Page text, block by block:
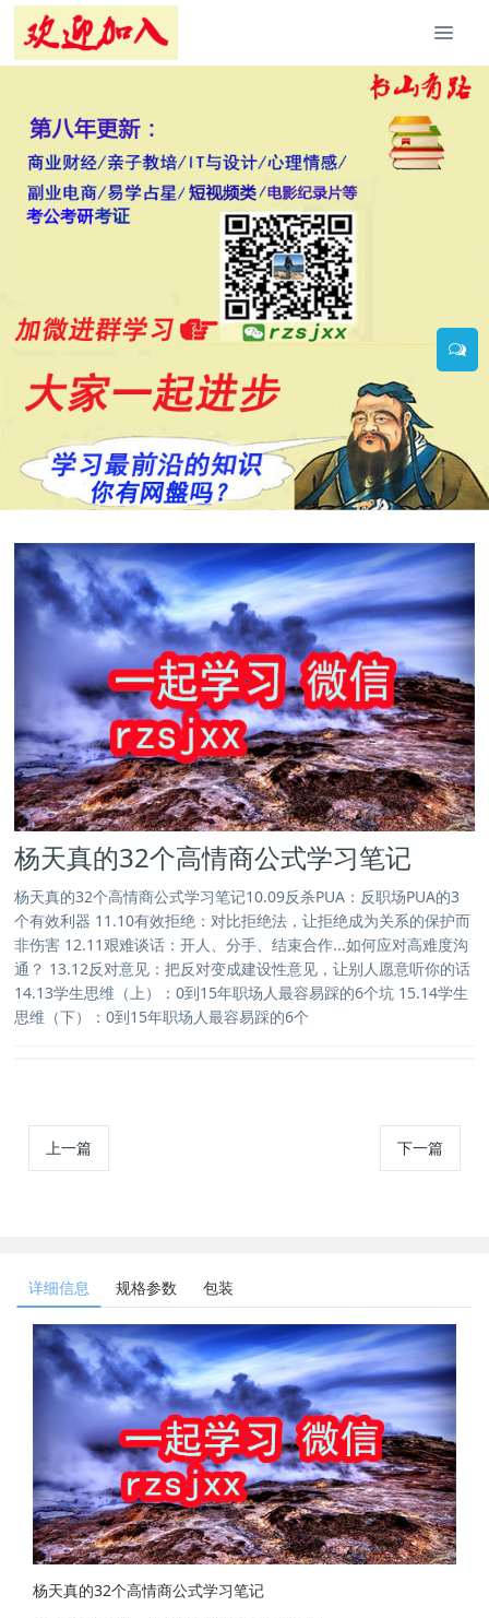
杨天真的32个高情商公式学习笔记
杨天真的32个高情商公式学习笔记10.09反杀PUA：反职场PUA的3
个有效利器 11.10有效拒绝：对比拒绝法，让拒绝成为关系的保护而
非伤害 12.11艰难谈话：开人、分手、结束合作...如何应对高难度沟
通？ 13.12反对意见：把反对变成建设性意见，让别人愿意听你的话
14.13学生思维（上）：0到15年职场人最容易踩的6个坑 15.14学生
思维（下）：0到15年职场人最容易踩的6个
上一篇 下一篇
详细信息 规格参数 包装
杨天真的32个高情商公式学习笔记